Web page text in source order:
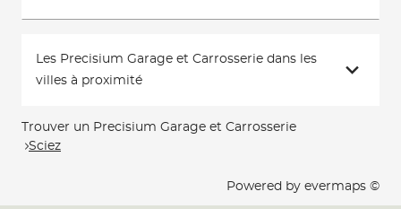
Les Precisium Garage et Carrosserie dans les
villes à proximité
Trouver un Precisium Garage et Carrosserie
Sciez
Powered by evermaps ©